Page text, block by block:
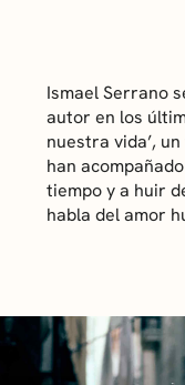
Ismael Serrano
autor en los
nuestra vida’,
han
tiempo y a huir
habla del amor